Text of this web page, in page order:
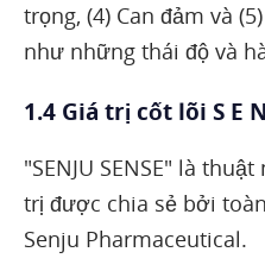
trọng, (4) Can đảm và
như những thái độ và
1.4 Giá trị cốt lõi S E N
"SENJU SENSE" là
trị được chia sẻ bởi
Senju Pharmaceutical.